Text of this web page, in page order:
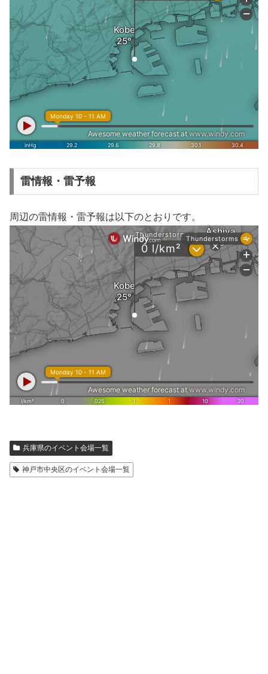
雷情報・雷予報
周辺の雷情報・雷予報は以下のとおりです。
兵庫県のイベント会場一覧
神戸市中央区のイベント会場一覧